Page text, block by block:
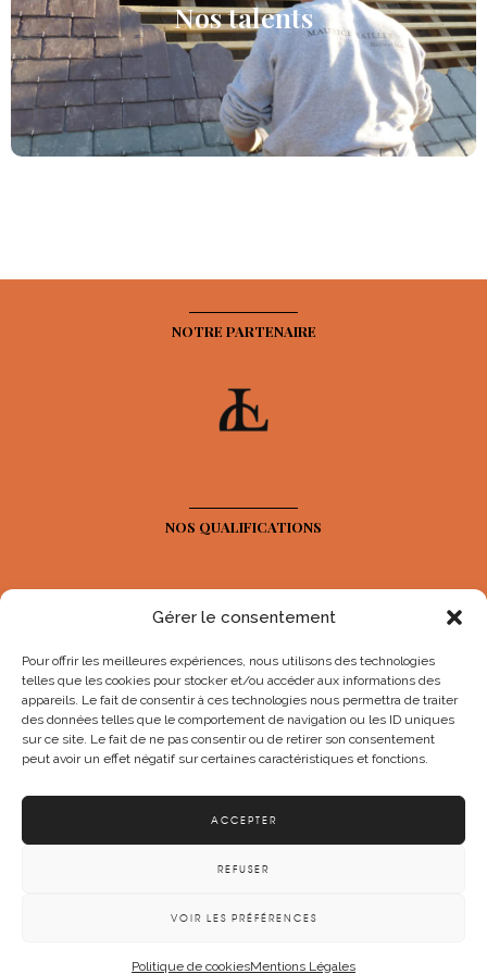
Gérer le consentement
Pour offrir les meilleures expériences, nous utilisons des technologies
telles que les cookies pour stocker et/ou accéder aux informations des
appareils. Le fait de consentir à ces technologies nous permettra de traiter
des données telles que le comportement de navigation ou les ID uniques
sur ce site. Le fait de ne pas consentir ou de retirer son consentement
peut avoir un effet négatif sur certaines caractéristiques et fonctions.
ACCEPTER
REFUSER
VOIR LES PRÉFÉRENCES
Politique de cookiesMentions Légales
Nos talents
Nos Talents
NOTRE PARTENAIRE
NOS QUALIFICATIONS
NOS RÉSEAUX SOCIAUX
© Maurice Nailler 2025
Mentions légalesPolitique de confidentialité